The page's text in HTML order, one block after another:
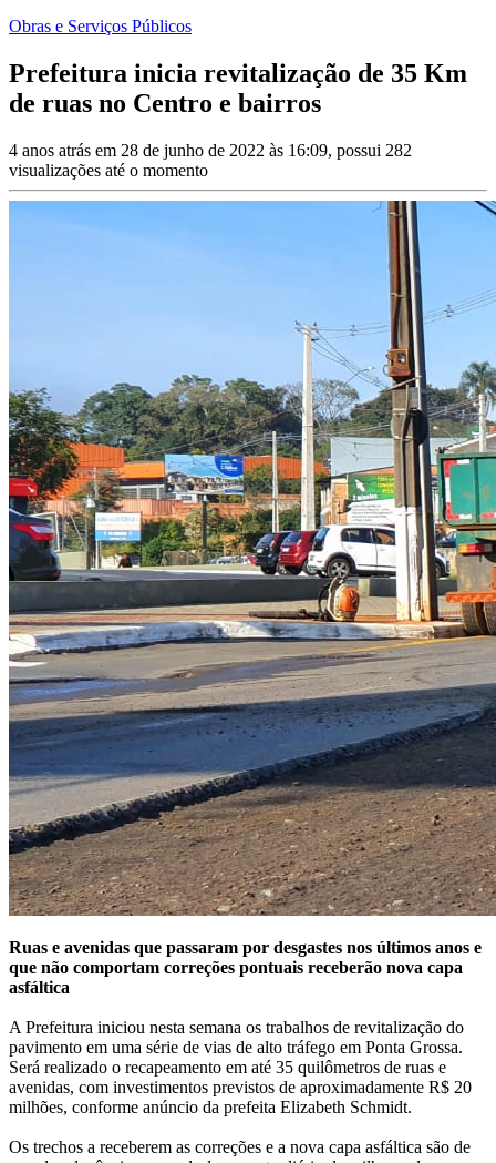
Obras e Serviços Públicos
Prefeitura inicia revitalização de 35 Km
de ruas no Centro e bairros
4 anos atrás em 28 de junho de 2022 às 16:09, possui 282
visualizações até o momento
Ruas e avenidas que passaram por desgastes nos últimos anos e
que não comportam correções pontuais receberão nova capa
asfáltica
A Prefeitura iniciou nesta semana os trabalhos de revitalização do
pavimento em uma série de vias de alto tráfego em Ponta Grossa.
Será realizado o recapeamento em até 35 quilômetros de ruas e
avenidas, com investimentos previstos de aproximadamente R$ 20
milhões, conforme anúncio da prefeita Elizabeth Schmidt.
Os trechos a receberem as correções e a nova capa asfáltica são de